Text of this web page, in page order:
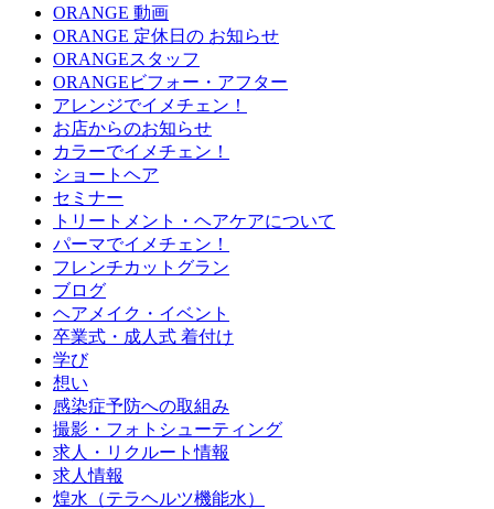
ORANGE 動画
ORANGE 定休日の お知らせ
ORANGEスタッフ
ORANGEビフォー・アフター
アレンジでイメチェン！
お店からのお知らせ
カラーでイメチェン！
ショートヘア
セミナー
トリートメント・ヘアケアについて
パーマでイメチェン！
フレンチカットグラン
ブログ
ヘアメイク・イベント
卒業式・成人式 着付け
学び
想い
感染症予防への取組み
撮影・フォトシューティング
求人・リクルート情報
求人情報
煌水（テラヘルツ機能水）